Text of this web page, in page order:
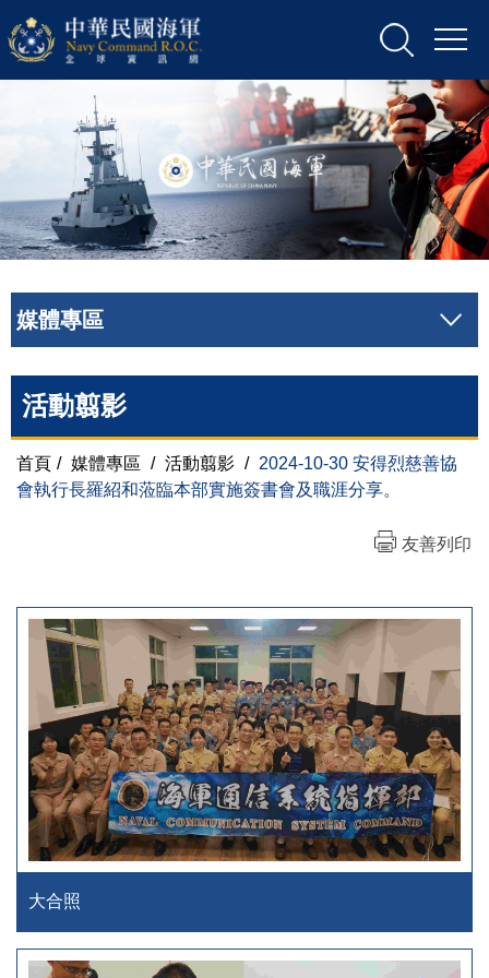
媒體專區
活動翦影
首頁 / 媒體專區 / 活動翦影 / 2024-10-30 安得烈慈善協
會執行長羅紹和蒞臨本部實施簽書會及職涯分享。
友善列印
大合照